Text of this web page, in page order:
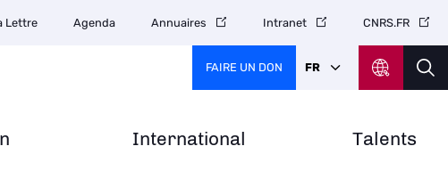
International Talents
Lettre Agenda Annuaires Intranet CNRS.FR
FAIRE UN DON FR